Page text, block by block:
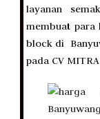
layanan
membuat para
block di
pada CV